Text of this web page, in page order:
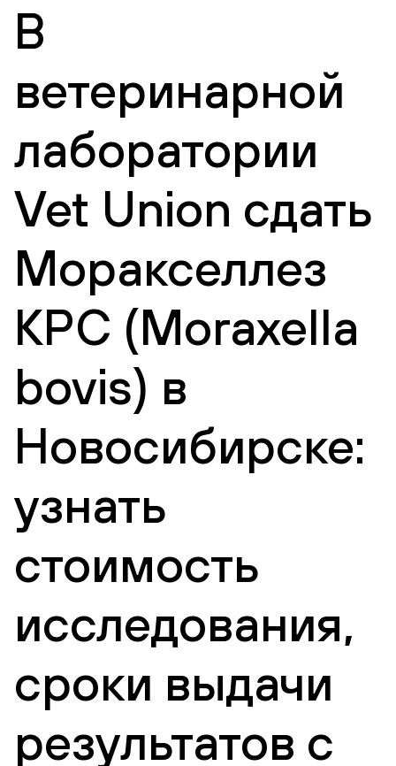
В
ветеринарной
лаборатории
Vet Union сдать
Моракселлез
КРС (Moraxella
bovis) в
Новосибирске:
узнать
стоимость
исследования,
сроки выдачи
результатов с